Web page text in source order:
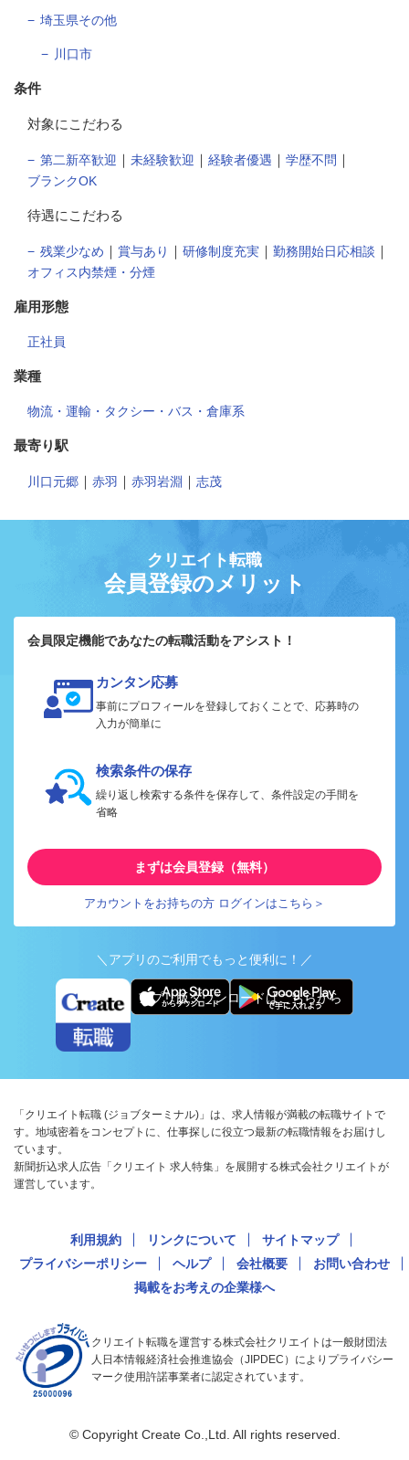
埼玉県その他
川口市
条件
対象にこだわる
第二新卒歓迎 ｜ 未経験歓迎 ｜ 経験者優遇 ｜ 学歴不問 ｜
ブランクOK
待遇にこだわる
残業少なめ ｜ 賞与あり ｜ 研修制度充実 ｜ 勤務開始日応相談 ｜
オフィス内禁煙・分煙
雇用形態
正社員
業種
物流・運輸・タクシー・バス・倉庫系
最寄り駅
川口元郷 ｜ 赤羽 ｜ 赤羽岩淵 ｜ 志茂
クリエイト転職
会員登録のメリット
会員限定機能であなたの転職活動をアシスト！
カンタン応募
事前にプロフィールを登録しておくことで、応募時の
入力が簡単に
検索条件の保存
繰り返し検索する条件を保存して、条件設定の手間を
省略
まずは会員登録（無料）
アカウントをお持ちの方 ログインはこちら＞
＼アプリのご利用でもっと便利に！／
アプリ版ダウンロードはこちらから
「クリエイト転職 (ジョブターミナル)」は、求人情報が満載の転職サイトで
す。地域密着をコンセプトに、仕事探しに役立つ最新の転職情報をお届けし
ています。
新聞折込求人広告「クリエイト 求人特集」を展開する株式会社クリエイトが
運営しています。
利用規約 リンクについて
サイトマップ
プライバシーポリシー
ヘルプ 会社概要
お問い合わせ
掲載をお考えの企業様へ
クリエイト転職を運営する株式会社クリエイトは一般財団法
人日本情報経済社会推進協会（JIPDEC）によりプライバシー
マーク使用許諾事業者に認定されています。
© Copyright Create Co.,Ltd. All rights reserved.